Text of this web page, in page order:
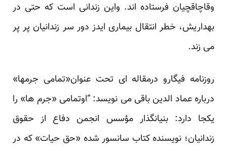
وقاچاقچیان فرستاده اند. واین زندانی است که حتی در
بهداریش، خطر انتقال بیماری ایدز دور سر زندانیان پر پر
می زند.
روزنامه فیگارو درمقاله ای تحت عنوان«تمامی جرمها»
درباره عماد الدین باقی می نویسد: “اوتمامی «جرم ها» را
یکجا دارد: بنیانگذار مؤسس انجمن دفاع از حقوق
زندانیان؛ نویسنده کتاب سانسور شده «حق حیات» که در